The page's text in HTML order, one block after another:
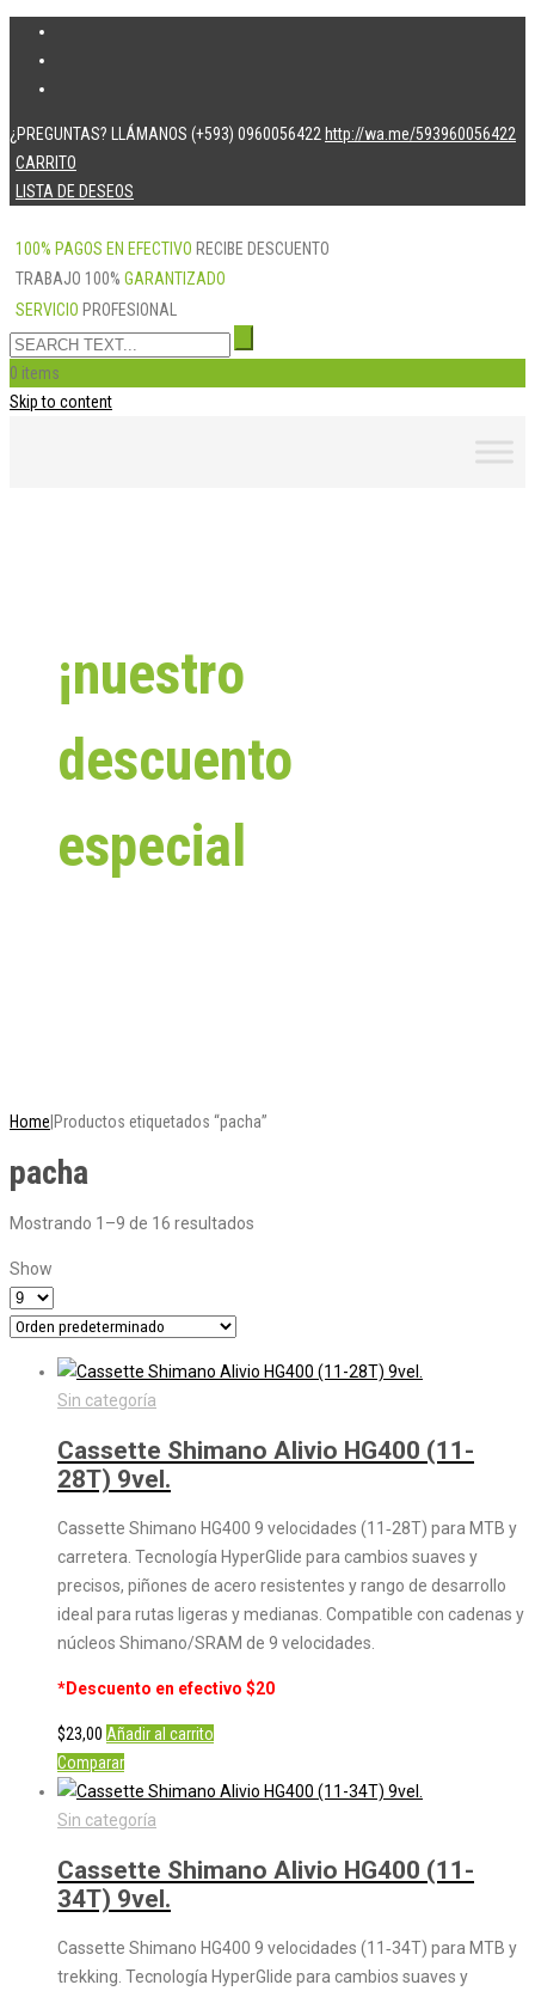
¿PREGUNTAS? LLÁMANOS (+593) 0960056422 http://wa.me/593960056422
CARRITO
LISTA DE DESEOS
100% PAGOS EN EFECTIVO RECIBE DESCUENTO
TRABAJO 100% GARANTIZADO
SERVICIO PROFESIONAL
0 items
Skip to content
¡nuestro
descuento
especial
Home Productos etiquetados “pacha”
pacha
Mostrando 1–9 de 16 resultados
Show
Sin categoría
Cassette Shimano Alivio HG400 (11-
28T) 9vel.
Cassette Shimano HG400 9 velocidades (11‑28T) para MTB y
carretera. Tecnología HyperGlide para cambios suaves y
precisos, piñones de acero resistentes y rango de desarrollo
ideal para rutas ligeras y medianas. Compatible con cadenas y
núcleos Shimano/SRAM de 9 velocidades.
*Descuento en efectivo $20
$23,00 Añadir al carrito
Comparar
Sin categoría
Cassette Shimano Alivio HG400 (11-
34T) 9vel.
Cassette Shimano HG400 9 velocidades (11‑34T) para MTB y
trekking. Tecnología HyperGlide para cambios suaves y